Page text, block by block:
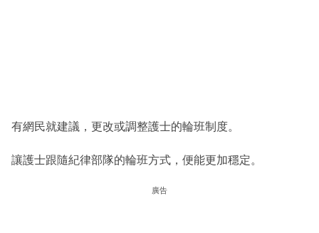
有網民就建議，更改或調整護士的輪班制度。
讓護士跟隨紀律部隊的輪班方式，便能更加穩定。
廣告